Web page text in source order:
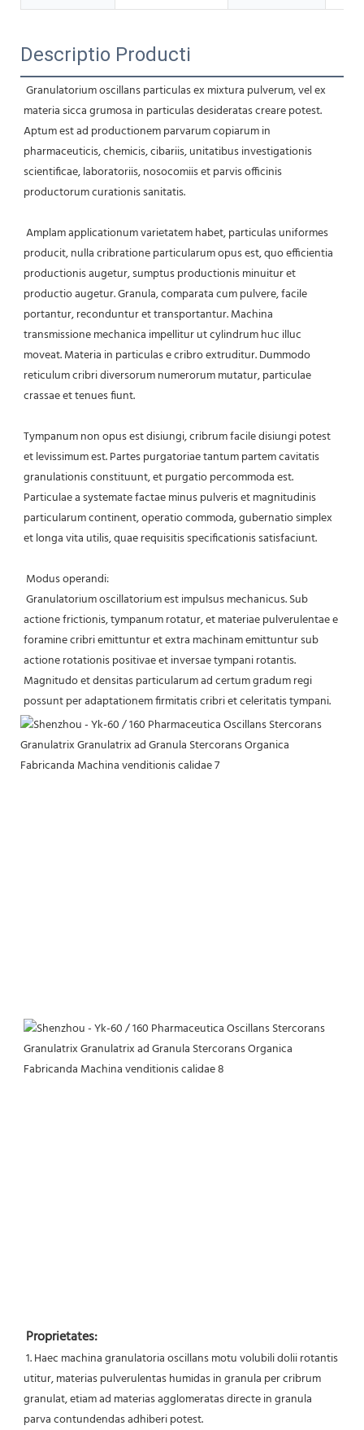
Descriptio Producti
Granulatorium oscillans particulas ex mixtura pulverum, vel ex
materia sicca grumosa in particulas desideratas creare potest.
Aptum est ad productionem parvarum copiarum in
pharmaceuticis, chemicis, cibariis, unitatibus investigationis
scientificae, laboratoriis, nosocomiis et parvis officinis
productorum curationis sanitatis.
Amplam applicationum varietatem habet, particulas uniformes
producit, nulla cribratione particularum opus est, quo efficientia
productionis augetur, sumptus productionis minuitur et
productio augetur. Granula, comparata cum pulvere, facile
portantur, reconduntur et transportantur. Machina
transmissione mechanica impellitur ut cylindrum huc illuc
moveat. Materia in particulas e cribro extruditur. Dummodo
reticulum cribri diversorum numerorum mutatur, particulae
crassae et tenues fiunt.
Tympanum non opus est disiungi, cribrum facile disiungi potest
et levissimum est. Partes purgatoriae tantum partem cavitatis
granulationis constituunt, et purgatio percommoda est.
Particulae a systemate factae minus pulveris et magnitudinis
particularum continent, operatio commoda, gubernatio simplex
et longa vita utilis, quae requisitis specificationis satisfaciunt.
Modus operandi:
actione frictionis, tympanum rotatur, et materiae pulverulentae e
foramine cribri emittuntur et extra machinam emittuntur sub
actione rotationis positivae et inversae tympani rotantis.
Magnitudo et densitas particularum ad certum gradum regi
possunt per adaptationem firmitatis cribri et celeritatis tympani.
Proprietates:
utitur, materias pulverulentas humidas in granula per cribrum
granulat, etiam ad materias agglomeratas directe in granula
parva contundendas adhiberi potest.